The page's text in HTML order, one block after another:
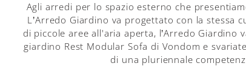
Agli arredi per lo spazio esterno che
L’Arredo Giardino va progettato con la stessa
di piccole aree all'aria aperta, l’Arredo
giardino Rest Modular Sofa di Vondom e
di una pluriennale